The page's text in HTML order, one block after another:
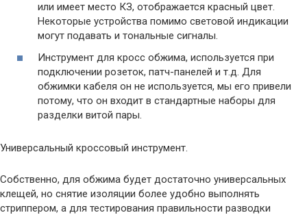
или имеет место КЗ, отображается красный цвет.
Некоторые устройства помимо световой индикации
могут подавать и тональные сигналы.
Инструмент для кросс обжима, используется при
подключении розеток, патч-панелей и т.д. Для
обжимки кабеля он не используется, мы его привели
потому, что он входит в стандартные наборы для
разделки витой пары.
Универсальный кроссовый инструмент.
Собственно, для обжима будет достаточно универсальных
клещей, но снятие изоляции более удобно выполнять
стриппером, а для тестирования правильности разводки